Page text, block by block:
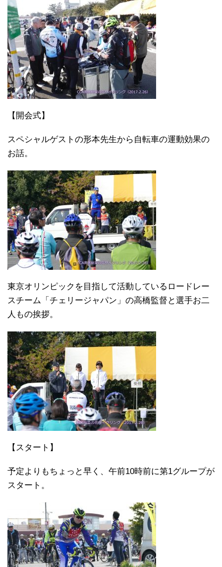
【開会式】
スペシャルゲストの形本先生から自転車の運動効果の
お話。
東京オリンピックを目指して活動しているロードレー
スチーム「チェリージャパン」の高橋監督と選手お二
人もの挨拶。
【スタート】
予定よりもちょっと早く、午前10時前に第1グループが
スタート。